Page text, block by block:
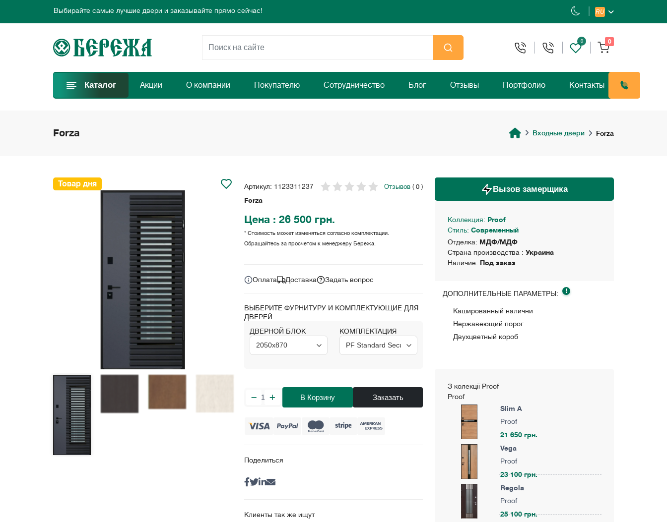
Добро пожаловать в интернет-магазин дверей Бережа!
Предлагаем новые выгодные предложения каждый день для комфорта и уюта вашего дома
RU
0 0
Каталог Акции О компании Покупателю Сотрудничество Блог Отзывы Портфолио Контакты
Forza Входные двери Forza
Товар дня Артикул: 1123311237 Отзывов ( 0 )
Forza
Цена : 26 500 грн.
* Стоимость может изменяться согласно комплектации.
Обращайтесь за просчетом к менеджеру Бережа.
Оплата Доставка Задать вопрос
ВЫБЕРИТЕ ФУРНИТУРУ И КОМПЛЕКТУЮЩИЕ ДЛЯ
ДВЕРЕЙ
ДВЕРНОЙ БЛОК
КОМПЛЕКТАЦИЯ
В Корзину Заказать
Поделиться
Клиенты так же ищут
Вызов замерщика
Коллекция: Proof
Стиль: Современный
Отделка: МДФ/МДФ
Страна производства : Украина
Наличие: Под заказ
ДОПОЛНИТЕЛЬНЫЕ ПАРАМЕТРЫ: !
Кашированный налични
Нержавеющий порог
Двухцветный короб
З колекції Proof
Proof
Slim A
Proof
21 650 грн.
Vega
Proof
23 100 грн.
Regola
Proof
25 100 грн.